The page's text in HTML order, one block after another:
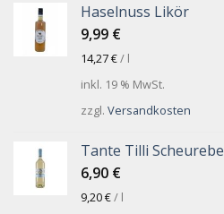
Haselnuss Likör
9,99 €
14,27€/ l
inkl. 19 % MwSt.
zzgl. Versandkosten
Tante Tilli Scheurebe
6,90 €
9,20€/ l